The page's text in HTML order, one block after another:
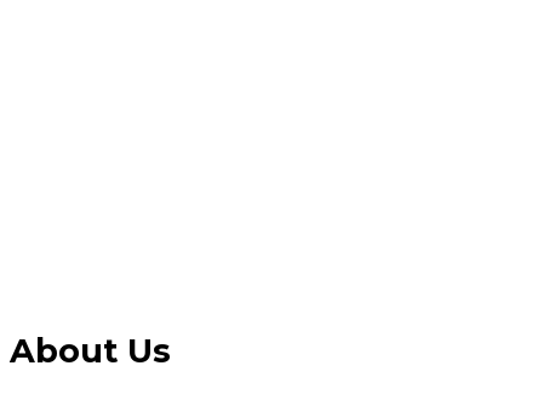
About Us